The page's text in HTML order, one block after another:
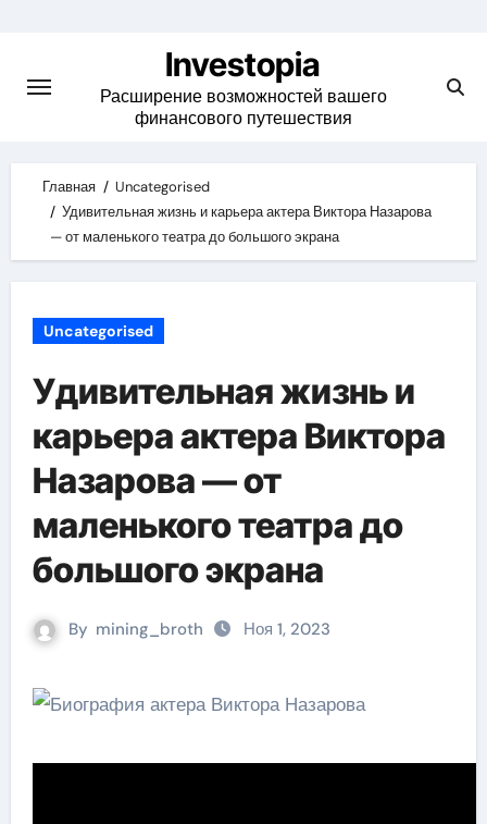
content
Investopia
Расширение возможностей вашего
финансового путешествия
Главная
Uncategorised
Удивительная жизнь и карьера актера Виктора Назарова
— от маленького театра до большого экрана
Uncategorised
Удивительная жизнь и
карьера актера Виктора
Назарова — от
маленького театра до
большого экрана
By mining_broth Ноя 1, 2023